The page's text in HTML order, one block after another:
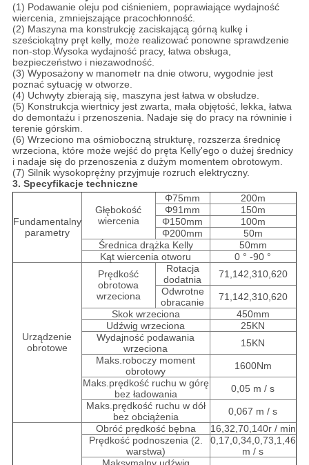
(1) Podawanie oleju pod ciśnieniem, poprawiające wydajność
wiercenia, zmniejszające pracochłonność.
(2) Maszyna ma konstrukcję zaciskającą górną kulkę i
sześciokątny pręt kelly, może realizować ponowne sprawdzenie
non-stop.Wysoka wydajność pracy, łatwa obsługa,
bezpieczeństwo i niezawodność.
(3) Wyposażony w manometr na dnie otworu, wygodnie jest
poznać sytuację w otworze.
(4) Uchwyty zbierają się, maszyna jest łatwa w obsłudze.
(5) Konstrukcja wiertnicy jest zwarta, mała objętość, lekka, łatwa
do demontażu i przenoszenia. Nadaje się do pracy na równinie i
terenie górskim.
(6) Wrzeciono ma ośmioboczną strukturę, rozszerza średnicę
wrzeciona, które może wejść do pręta Kelly'ego o dużej średnicy
i nadaje się do przenoszenia z dużym momentem obrotowym.
(7) Silnik wysokoprężny przyjmuje rozruch elektryczny.
3. Specyfikacje techniczne
Fundamentalny
parametry
Głębokość
wiercenia
Φ75mm
200m
Φ91mm
150m
Φ150mm
100m
Φ200mm
50m
Średnica drążka Kelly
50mm
Kąt wiercenia otworu
0 ° -90 °
Urządzenie
obrotowe
Prędkość
obrotowa
wrzeciona
Rotacja
dodatnia
71,142,310,620
Odwrotne
obracanie
71,142,310,620
Skok wrzeciona
450mm
Udźwig wrzeciona
25KN
Wydajność podawania
wrzeciona
15KN
Maks.roboczy moment
obrotowy
1600Nm
Maks.prędkość ruchu w górę
bez ładowania
0,05 m / s
Maks.prędkość ruchu w dół
bez obciążenia
0,067 m / s
Obróć prędkość bębna
16,32,70,140r / min
Prędkość podnoszenia (2.
warstwa)
0,17,0,34,0,73,1,46
m / s